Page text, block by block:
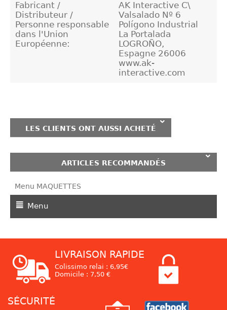
Fabricant /
Distributeur /
Personne responsable
dans l'Union
Européenne:
AK Interactive C\
Valsalado Nº 6
Polígono Industrial
La Portalada
LOGROÑO,
Espagne 26006
www.ak-
interactive.com
LES CLIENTS ONT AUSSI ACHETÉ
ARTICLES RECOMMANDÉS
Menu MAQUETTES
Menu
LIVRAISON RAPIDE
Colissimo relai : 6,95€
Domicile : 7,50 €
SÉCURITÉ